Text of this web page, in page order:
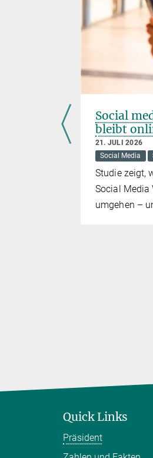
Social
bleibt
21. JULI 2026
Social Media
Studie zeigt,
Social Media
umgehen –
Quick Links
Präsident